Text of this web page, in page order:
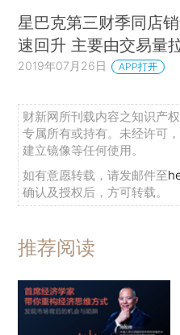
星巴克第三财季同店
速回升 主要由交易量
2019年07月26日 APP打开
财新网所刊载内容之知识产
专属所有或持有。未经许可
建立镜像等任何使用。
如有意愿转载，请发邮件至
确认及授权后，方可转载。
推荐阅读